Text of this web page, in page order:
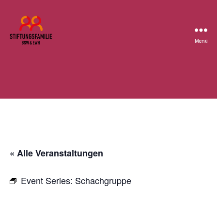
Menü
« Alle Veranstaltungen
Event Series: Schachgruppe